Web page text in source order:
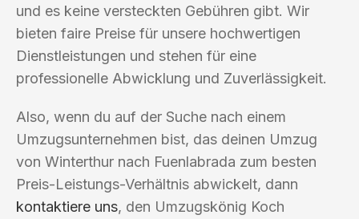
und es keine versteckten Gebühren gibt. Wir
bieten faire Preise für unsere hochwertigen
Dienstleistungen und stehen für eine
professionelle Abwicklung und Zuverlässigkeit.
Also, wenn du auf der Suche nach einem
Umzugsunternehmen bist, das deinen Umzug
von Winterthur nach Fuenlabrada zum besten
Preis-Leistungs-Verhältnis abwickelt, dann
kontaktiere uns, den Umzugskönig Koch